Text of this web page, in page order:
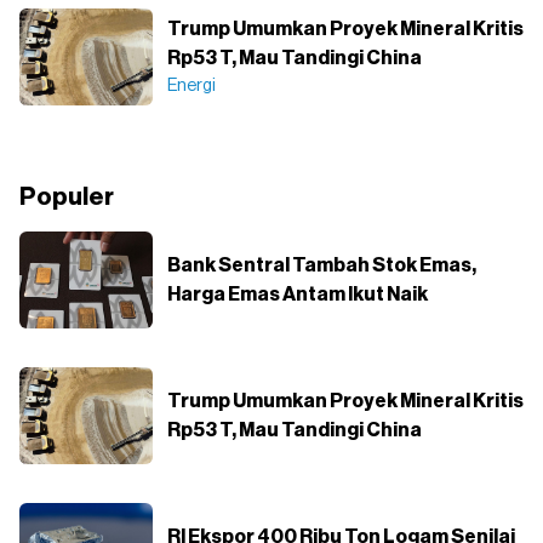
Trump Umumkan Proyek Mineral Kritis
Rp53 T, Mau Tandingi China
Energi
Populer
Bank Sentral Tambah Stok Emas,
Harga Emas Antam Ikut Naik
Trump Umumkan Proyek Mineral Kritis
Rp53 T, Mau Tandingi China
RI Ekspor 400 Ribu Ton Logam Senilai